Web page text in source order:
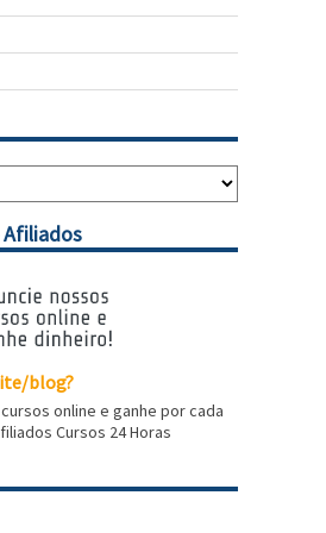
blog?
online e ganhe por cada
Cursos 24 Horas